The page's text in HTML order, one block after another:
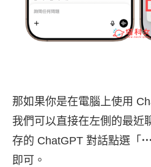
那如果你是在電腦上使用
我們可以直接在左側的最近
存的 ChatGPT 對話點選「 ⋯
即可。